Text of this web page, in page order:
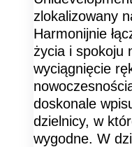
zlokalizowany
Harmonijnie
życia i spokoju
wyciągnięcie
doskonale
dzielnicy, w
wygodne. W